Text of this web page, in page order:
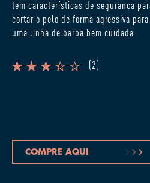
tem características de segurança
cortar o pelo de forma agressiva
uma linha de barba bem cuidada.
(2)
COMPRE AQUI